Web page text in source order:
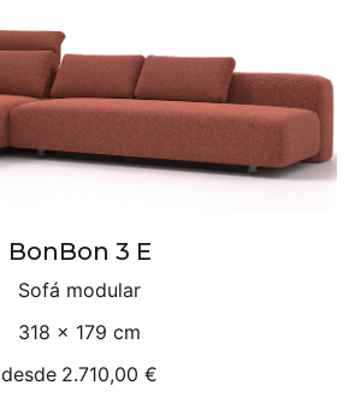
BonBon 3 E
Sofá modular
318 × 179 cm
desde 2.710,00 €